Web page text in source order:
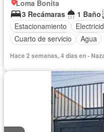
Loma Bonita
3 Recámaras
1 Baño
Estacionamiento
Cuarto de servicio
Agua
Hace 2 semanas, 4 días en -